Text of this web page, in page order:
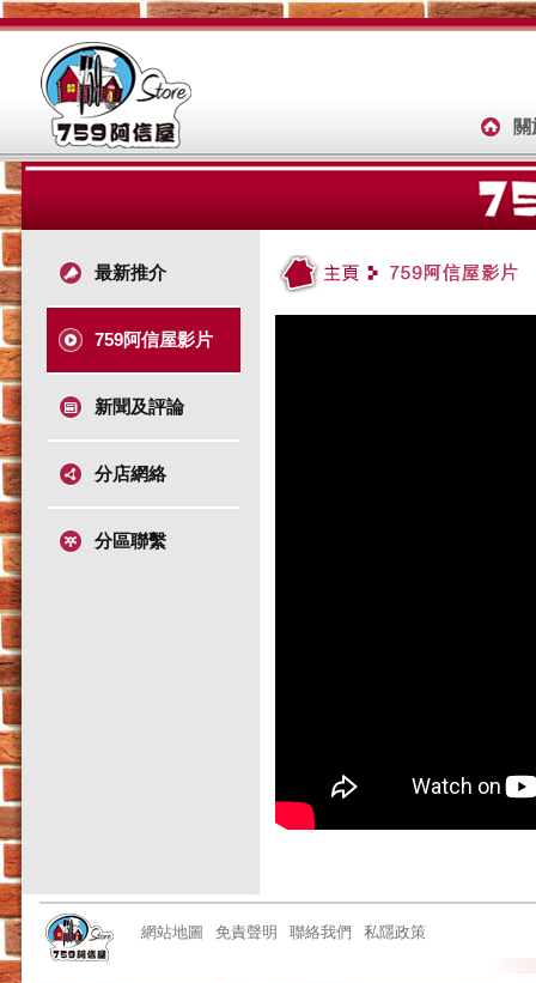
最新推介
759阿信屋影片
新聞及評論
分店網絡
分區聯繫
網站地圖 免責聲明 聯絡我們 私隱政策